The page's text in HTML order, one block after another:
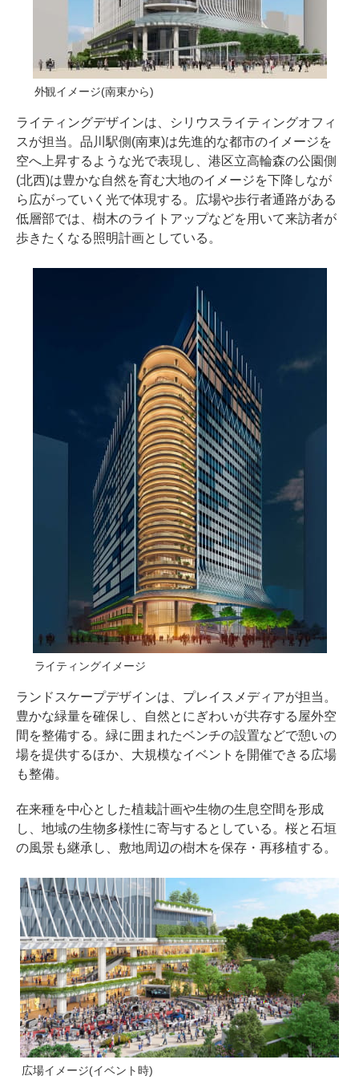
外観イメージ(南東から)
ライティングデザインは、シリウスライティングオフィ
スが担当。品川駅側(南東)は先進的な都市のイメージを
空へ上昇するような光で表現し、港区立高輪森の公園側
(北西)は豊かな自然を育む大地のイメージを下降しなが
ら広がっていく光で体現する。広場や歩行者通路がある
低層部では、樹木のライトアップなどを用いて来訪者が
歩きたくなる照明計画としている。
ライティングイメージ
ランドスケープデザインは、プレイスメディアが担当。
豊かな緑量を確保し、自然とにぎわいが共存する屋外空
間を整備する。緑に囲まれたベンチの設置などで憩いの
場を提供するほか、大規模なイベントを開催できる広場
も整備。
在来種を中心とした植栽計画や生物の生息空間を形成
し、地域の生物多様性に寄与するとしている。桜と石垣
の風景も継承し、敷地周辺の樹木を保存・再移植する。
広場イメージ(イベント時)